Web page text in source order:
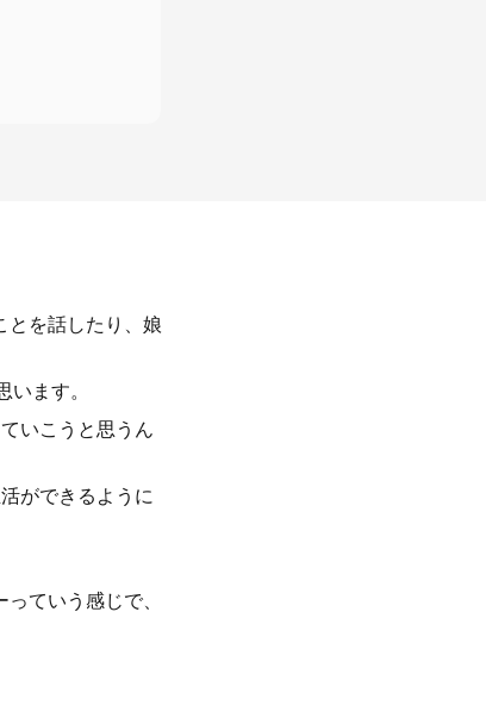
とを話したり、娘
ます。
いこうと思うん
ができるように
ていう感じで、